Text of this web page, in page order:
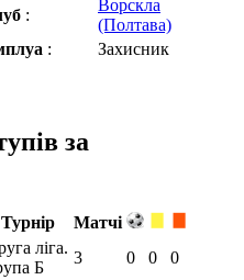
:
Ворскла
(Полтава)
: Захисник
за
Турнір
Матчі
ліга.
Б
3 0 0
0